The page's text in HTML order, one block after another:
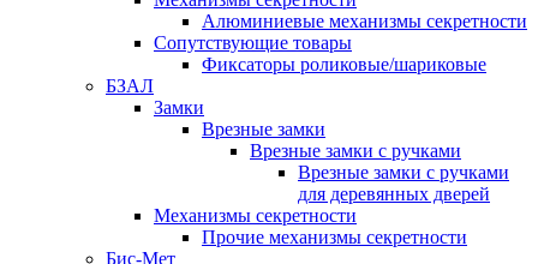
Алюминиевые механизмы секретности
Сопутствующие товары
Фиксаторы роликовые/шариковые
БЗАЛ
Замки
Врезные замки
Врезные замки с ручками
Врезные замки с ручками
для деревянных дверей
Механизмы секретности
Прочие механизмы секретности
Бис-Мет